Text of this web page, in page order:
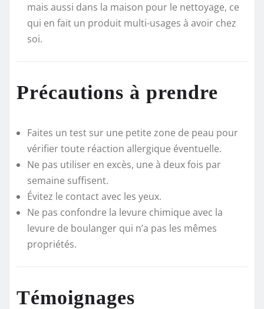
mais aussi dans la maison pour le nettoyage, ce
qui en fait un produit multi-usages à avoir chez
soi.
Précautions à prendre
Faites un test sur une petite zone de peau pour
vérifier toute réaction allergique éventuelle.
Ne pas utiliser en excès, une à deux fois par
semaine suffisent.
Évitez le contact avec les yeux.
Ne pas confondre la levure chimique avec la
levure de boulanger qui n’a pas les mêmes
propriétés.
Témoignages